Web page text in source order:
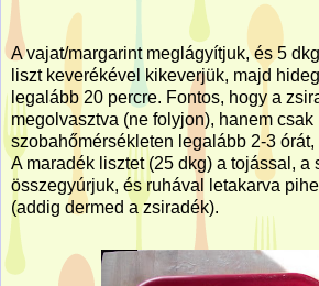
A vajat/margarint meglágyítjuk, és 5
liszt keverékével kikeverjük, majd
legalább 20 percre. Fontos, hogy a
megolvasztva (ne folyjon), hanem
szobahőmérsékleten legalább 2-3
A maradék lisztet (25 dkg) a tojással, a
összegyúrjuk, és ruhával letakarva
(addig dermed a zsiradék).